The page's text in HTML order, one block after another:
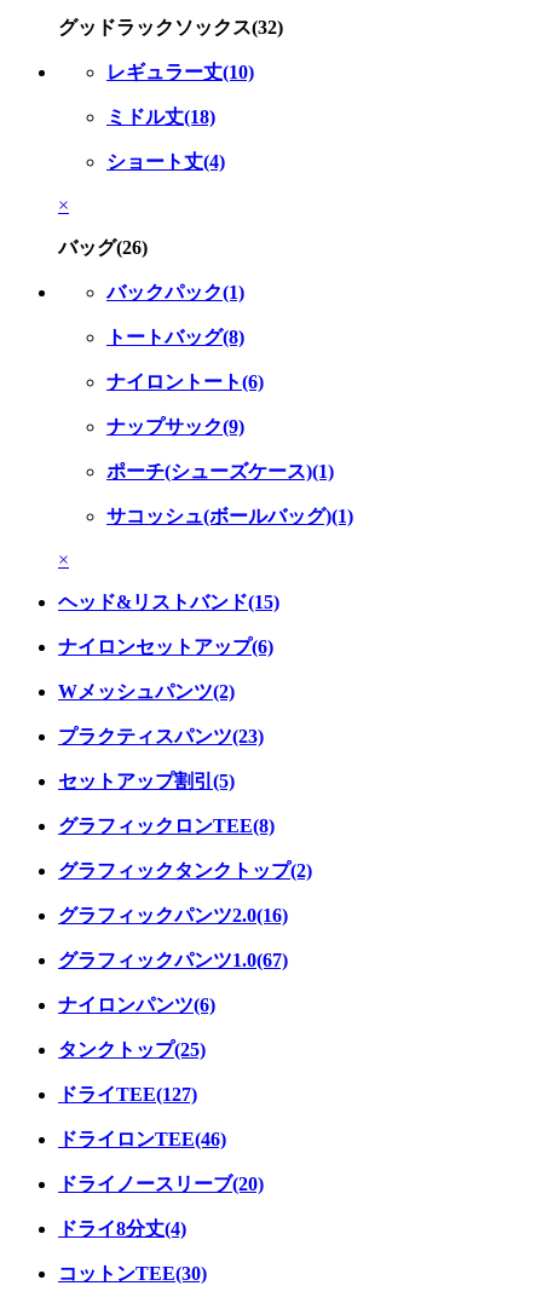
グッドラックソックス(32)
レギュラー丈(10)
ミドル丈(18)
ショート丈(4)
×
バッグ(26)
バックパック(1)
トートバッグ(8)
ナイロントート(6)
ナップサック(9)
ポーチ(シューズケース)(1)
サコッシュ(ボールバッグ)(1)
×
ヘッド&リストバンド(15)
ナイロンセットアップ(6)
Wメッシュパンツ(2)
プラクティスパンツ(23)
セットアップ割引(5)
グラフィックロンTEE(8)
グラフィックタンクトップ(2)
グラフィックパンツ2.0(16)
グラフィックパンツ1.0(67)
ナイロンパンツ(6)
タンクトップ(25)
ドライTEE(127)
ドライロンTEE(46)
ドライノースリーブ(20)
ドライ8分丈(4)
コットンTEE(30)